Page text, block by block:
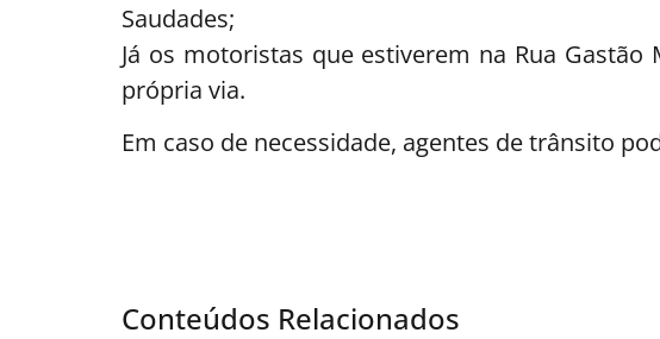
Saudades;
Já os motoristas que estiverem na Rua
própria via.
Em caso de necessidade, agentes de trânsito
Conteúdos Relacionados